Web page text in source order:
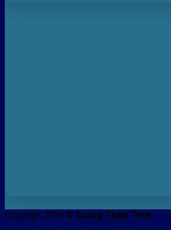
Copyright 2026 © Cường Thịnh Tech